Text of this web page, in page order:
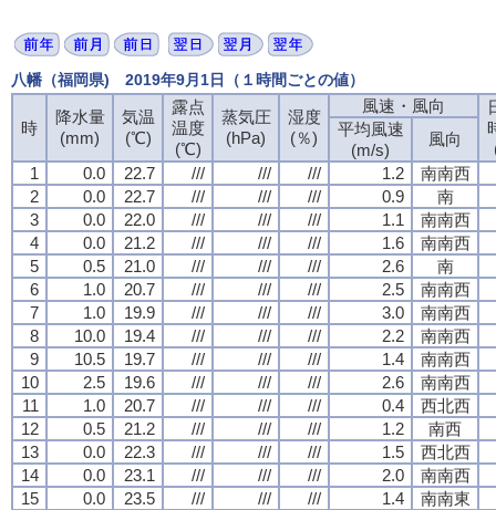
八幡（福岡県) 2019年9月1日（１時間ごとの値）
時
降水量
(mm)
気温
(℃)
露点
温度
(℃)
蒸気圧
(hPa)
湿度
(％)
風速・風向
平均風速
(m/s)
風向
1
0.0 22.7 /// /// /// 1.2
南南西
2
0.0 22.7 /// /// /// 0.9
南
3
0.0 22.0 /// /// /// 1.1
南南西
4
0.0 21.2 /// /// /// 1.6
南南西
5
0.5 21.0 /// /// /// 2.6
南
6
1.0 20.7 /// /// /// 2.5
南南西
7
1.0 19.9 /// /// /// 3.0
南南西
8
10.0 19.4 /// /// /// 2.2
南南西
9
10.5 19.7 /// /// /// 1.4
南南西
10
2.5 19.6 /// /// /// 2.6
南南西
11
1.0 20.7 /// /// /// 0.4
西北西
12
0.5 21.2 /// /// /// 1.2
南西
13
0.0 22.3 /// /// /// 1.5
西北西
14
0.0 23.1 /// /// /// 2.0
南南西
15
0.0 23.5 /// /// /// 1.4
南南東